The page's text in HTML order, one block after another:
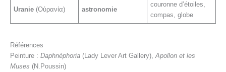
Uranie (Οὐρανία) astronomie
couronne d’étoiles,
compas, globe
Références
Peinture : Daphnéphoria (Lady Lever Art Gallery),Apollon et les
Muses (N.Poussin)